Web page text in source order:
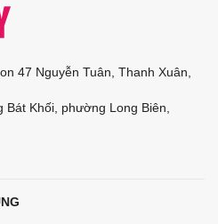
47 Nguyễn Tuân, Thanh Xuân,
Khối, phường Long Biên,